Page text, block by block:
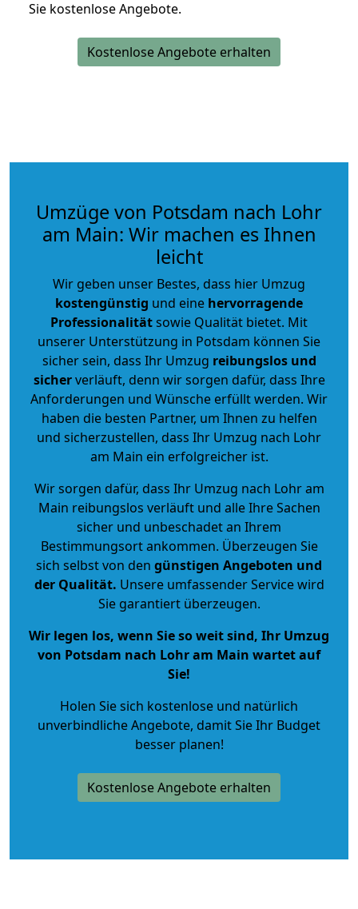
Sie kostenlose Angebote.
Kostenlose Angebote erhalten
Umzüge von Potsdam nach Lohr
am Main: Wir machen es Ihnen
leicht
Wir geben unser Bestes, dass hier Umzug
kostengünstig und eine hervorragende
Professionalitätsowie Qualität bietet. Mit
unserer Unterstützung in Potsdam können Sie
sicher sein, dass Ihr Umzug reibungslos und
sicherverläuft, denn wir sorgen dafür, dass Ihre
Anforderungen und Wünsche erfüllt werden. Wir
haben die besten Partner, um Ihnen zu helfen
und sicherzustellen, dass Ihr Umzug nach Lohr
am Main ein erfolgreicher ist.
Wir sorgen dafür, dass Ihr Umzug nach Lohr am
Main reibungslos verläuft und alle Ihre Sachen
sicher und unbeschadet an Ihrem
Bestimmungsort ankommen. Überzeugen Sie
sich selbst von den günstigen Angeboten und
der Qualität. Unsere umfassender Service wird
Sie garantiert überzeugen.
Wir legen los, wenn Sie so weit sind, Ihr Umzug
von Potsdam nach Lohr am Main wartet auf
Sie!
Holen Sie sich kostenlose und natürlich
unverbindliche Angebote, damit Sie Ihr Budget
besser planen!
Kostenlose Angebote erhalten